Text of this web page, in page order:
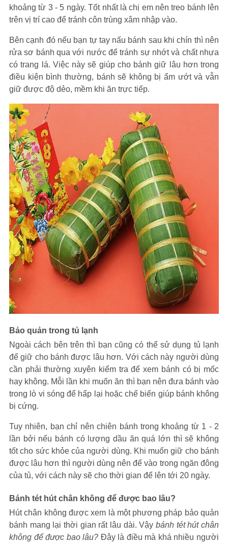
khoảng từ 3 - 5 ngày. Tốt nhất là chị em nên treo bánh lên
trên vị trí cao để tránh côn trùng xâm nhập vào.
Bên cạnh đó nếu bạn tự tay nấu bánh sau khi chín thì nên
rửa sơ bánh qua với nước để tránh sự nhớt và chất nhựa
có trang lá. Việc này sẽ giúp cho bánh giữ lâu hơn trong
điều kiện bình thường, bánh sẽ không bị ẩm ướt và vẫn
giữ được độ dẻo, mềm khi ăn trực tiếp.
Bảo quản trong tủ lạnh
Ngoài cách bên trên thì bạn cũng có thể sử dụng tủ lạnh
để giữ cho bánh được lâu hơn. Với cách này người dùng
cần phải thường xuyên kiểm tra để xem bánh có bị mốc
hay không. Mỗi lần khi muốn ăn thì bạn nên đưa bánh vào
trong lò vi sóng để hấp lại hoặc chế biến giúp bánh không
bị cứng.
Tuy nhiên, bạn chỉ nên chiên bánh trong khoảng từ 1 - 2
lần bởi nếu bánh có lượng dầu ăn quá lớn thì sẽ không
tốt cho sức khỏe của người dùng. Khi muốn giữ cho bánh
được lâu hơn thì người dùng nên để vào trong ngăn đông
của tủ, với cách này sẽ cho thời gian để lên tới 20 ngày.
Bánh tét hút chân không để được bao lâu?
Hút chân không được xem là một phương pháp bảo quản
bánh mang lại thời gian rất lâu dài. Vậy bánh tét hút chân
không để được bao lâu? Đây là điều mà khá nhiều người